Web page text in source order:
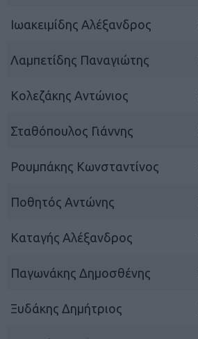
Ιωακειμίδης Αλέξανδρος
Λαμπετίδης Παναγιώτης
Κολεζάκης Αντώνιος
Σταθόπουλος Γιάννης
Ρουμπάκης Κωνσταντίνος
Ποθητός Αντώνης
Καταγής Αλέξανδρος
Παγωνάκης Δημοσθένης
Ξυδάκης Δημήτριος